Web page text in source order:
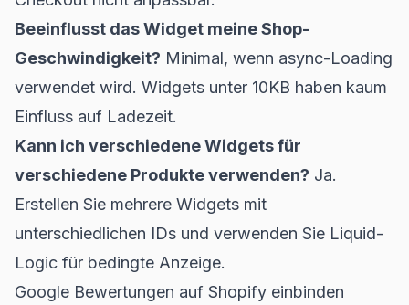
Beeinflusst das Widget meine Shop-
Geschwindigkeit? Minimal, wenn async-Loading
verwendet wird. Widgets unter 10KB haben kaum
Einfluss auf Ladezeit.
Kann ich verschiedene Widgets für
verschiedene Produkte verwenden? Ja.
Erstellen Sie mehrere Widgets mit
unterschiedlichen IDs und verwenden Sie Liquid-
Logic für bedingte Anzeige.
Google Bewertungen auf Shopify einbinden